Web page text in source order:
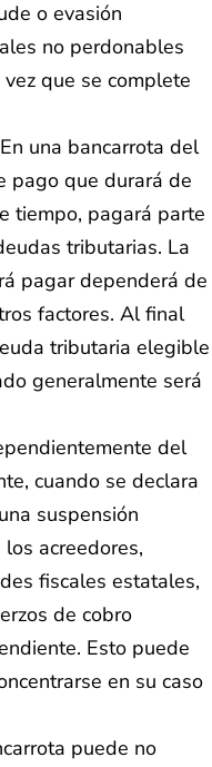
o evasión
no perdonables
que se complete
En una bancarrota del
pago que durará de
tiempo, pagará parte
tributarias. La
pagar dependerá de
factores. Al final
tributaria elegible
generalmente será
del
cuando se declara
suspensión
acreedores,
fiscales estatales,
de cobro
Esto puede
en su caso
puede no